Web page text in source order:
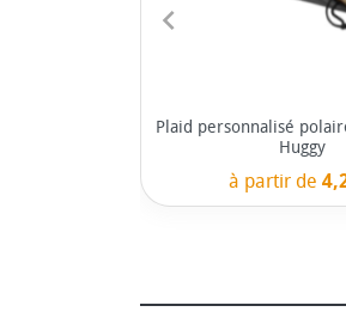
Plaid personnalisé
Huggy
à partir de
navigate_before